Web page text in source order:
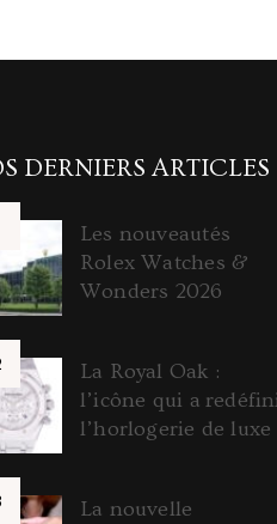
DERNIERS ARTICLES
Les nouveautés
Rolex Watches &
Wonders 2026
La Royal Oak :
l’icône qui a
l’horlogerie de luxe
La nouvelle